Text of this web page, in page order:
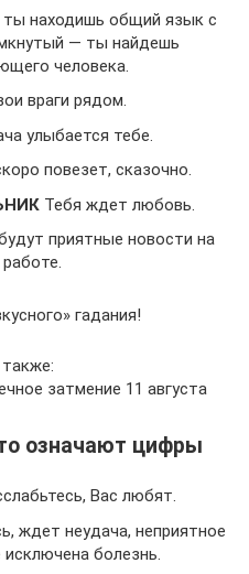
находишь общий язык с
— ты найдешь
человека.
враги рядом.
улыбается тебе.
повезет, сказочно.
Тебя ждет любовь.
приятные новости на
работе.
гадания!
затмение 11 августа
означают цифры
Вас любят.
ждет неудача, неприятное
болезнь.